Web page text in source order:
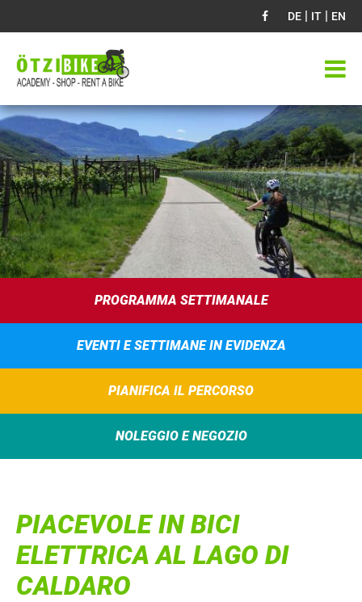
DE | IT | EN
PROGRAMMA SETTIMANALE
EVENTI E SETTIMANE IN EVIDENZA
PIANIFICA IL PERCORSO
NOLEGGIO E NEGOZIO
PIACEVOLE IN BICI
ELETTRICA AL LAGO DI
CALDARO